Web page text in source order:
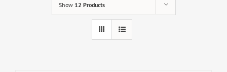
Show 12 Products